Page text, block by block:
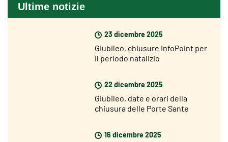
Ultime notizie
23 dicembre 2025
Giubileo, chiusure InfoPoint per
il periodo natalizio
22 dicembre 2025
Giubileo, date e orari della
chiusura delle Porte Sante
16 dicembre 2025